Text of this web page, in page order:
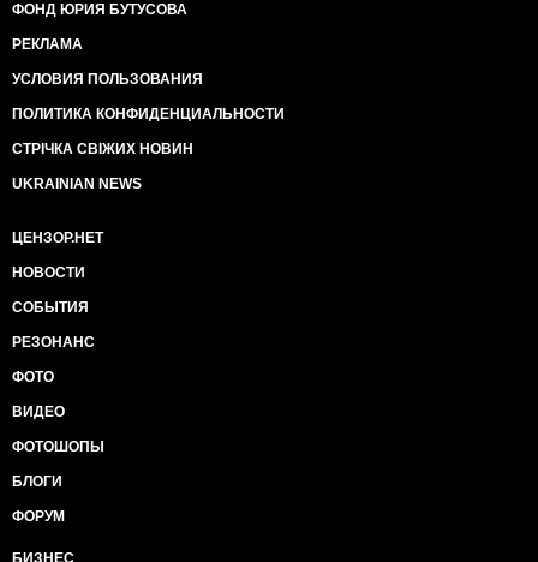
ФОНД ЮРИЯ БУТУСОВА
РЕКЛАМА
УСЛОВИЯ ПОЛЬЗОВАНИЯ
ПОЛИТИКА КОНФИДЕНЦИАЛЬНОСТИ
СТРІЧКА СВІЖИХ НОВИН
UKRAINIAN NEWS
ЦЕНЗОР.НЕТ
НОВОСТИ
СОБЫТИЯ
РЕЗОНАНС
ФОТО
ВИДЕО
ФОТОШОПЫ
БЛОГИ
ФОРУМ
БИЗНЕС